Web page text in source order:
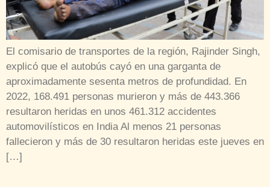
El comisario de transportes de la región, Rajinder Singh,
explicó que el autobús cayó en una garganta de
aproximadamente sesenta metros de profundidad. En
2022, 168.491 personas murieron y más de 443.366
resultaron heridas en unos 461.312 accidentes
automovilísticos en India Al menos 21 personas
fallecieron y más de 30 resultaron heridas este jueves en
[…]